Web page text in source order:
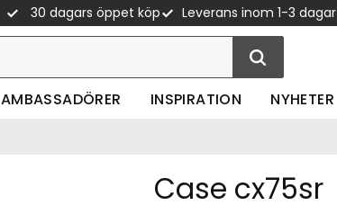
30 dagars öppet köp Leverans inom 1-3 dagar
AMBASSADÖRER INSPIRATION NYHETER
Case cx75sr